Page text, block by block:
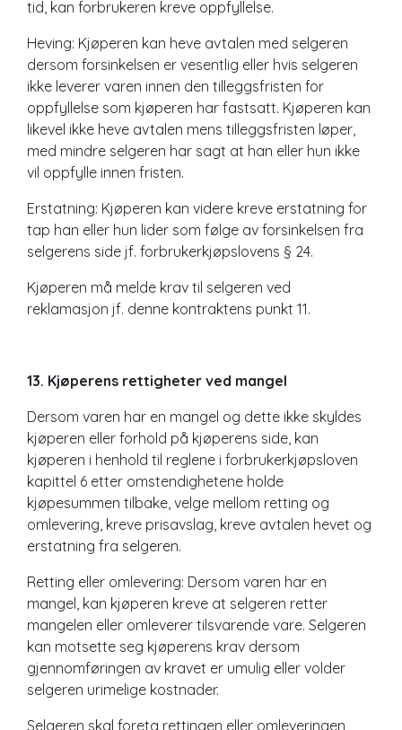
tid, kan forbrukeren kreve oppfyllelse.
Heving: Kjøperen kan heve avtalen med selgeren
dersom forsinkelsen er vesentlig eller hvis selgeren
ikke leverer varen innen den tilleggsfristen for
oppfyllelse som kjøperen har fastsatt. Kjøperen kan
likevel ikke heve avtalen mens tilleggsfristen løper,
med mindre selgeren har sagt at han eller hun ikke
vil oppfylle innen fristen.
Erstatning: Kjøperen kan videre kreve erstatning for
tap han eller hun lider som følge av forsinkelsen fra
selgerens side jf. forbrukerkjøpslovens § 24.
Kjøperen må melde krav til selgeren ved
reklamasjon jf. denne kontraktens punkt 11.
13. Kjøperens rettigheter ved mangel
Dersom varen har en mangel og dette ikke skyldes
kjøperen eller forhold på kjøperens side, kan
kjøperen i henhold til reglene i forbrukerkjøpsloven
kapittel 6 etter omstendighetene holde
kjøpesummen tilbake, velge mellom retting og
omlevering, kreve prisavslag, kreve avtalen hevet og
erstatning fra selgeren.
Retting eller omlevering: Dersom varen har en
mangel, kan kjøperen kreve at selgeren retter
mangelen eller omleverer tilsvarende vare. Selgeren
kan motsette seg kjøperens krav dersom
gjennomføringen av kravet er umulig eller volder
selgeren urimelige kostnader.
Selgeren skal foreta rettingen eller omleveringen